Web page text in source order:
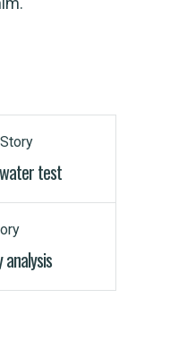
test
analysis